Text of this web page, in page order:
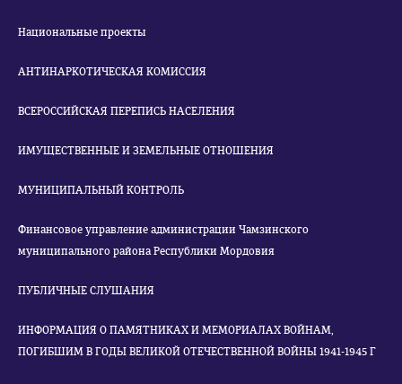
Национальные проекты
АНТИНАРКОТИЧЕСКАЯ КОМИССИЯ
ВСЕРОССИЙСКАЯ ПЕРЕПИСЬ НАСЕЛЕНИЯ
ИМУЩЕСТВЕННЫЕ И ЗЕМЕЛЬНЫЕ ОТНОШЕНИЯ
МУНИЦИПАЛЬНЫЙ КОНТРОЛЬ
Финансовое управление администрации Чамзинского
муниципального района Республики Мордовия
ПУБЛИЧНЫЕ СЛУШАНИЯ
ИНФОРМАЦИЯ О ПАМЯТНИКАХ И МЕМОРИАЛАХ ВОЙНАМ,
ПОГИБШИМ В ГОДЫ ВЕЛИКОЙ ОТЕЧЕСТВЕННОЙ ВОЙНЫ 1941-1945 Г